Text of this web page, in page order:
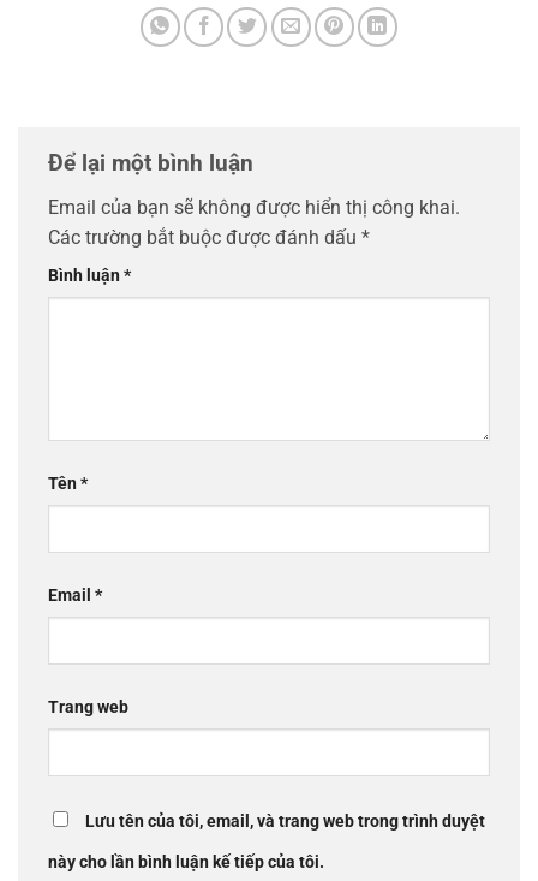
Để lại một bình luận
Email của bạn sẽ không được hiển thị công khai.
Các trường bắt buộc được đánh dấu *
Bình luận*
Tên*
Email *
Trang web
Lưu tên của tôi, email, và trang web trong trình duyệt
này cho lần bình luận kế tiếp của tôi.